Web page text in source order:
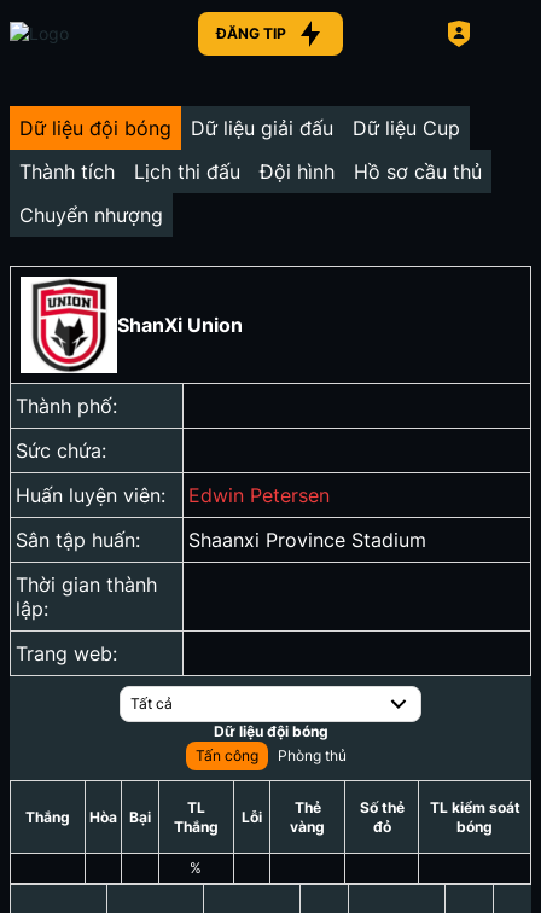
ĐĂNG TIP
Dữ liệu đội bóng Dữ liệu giải đấu
Dữ liệu Cup
Thành tích
Lịch thi đấu Đội hình
Hồ sơ cầu thủ
Chuyển nhượng
ShanXi Union
Thành phố:
Sức chứa:
Huấn luyện viên:
Edwin Petersen
Sân tập huấn:
Shaanxi Province Stadium
Thời gian thành
lập:
Trang web:
Tất cả
Dữ liệu đội bóng
Tấn công
Phòng thủ
Thắng Hòa Bại
TL
Thắng
%
Lỗi
Thẻ
vàng
Số thẻ
đỏ
TL kiểm soát
bóng